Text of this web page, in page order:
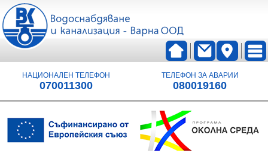
НАЦИОНАЛЕН ТЕЛЕФОН
070011300
ТЕЛЕФОН ЗА АВАРИИ
080019160